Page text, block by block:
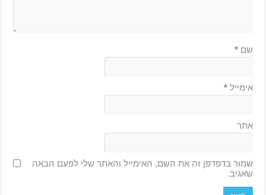
שם*
אימייל*
אתר
שמור בדפדפן זה את השם, האימייל והאתר שלי לפעם הבאה
שאגיב.